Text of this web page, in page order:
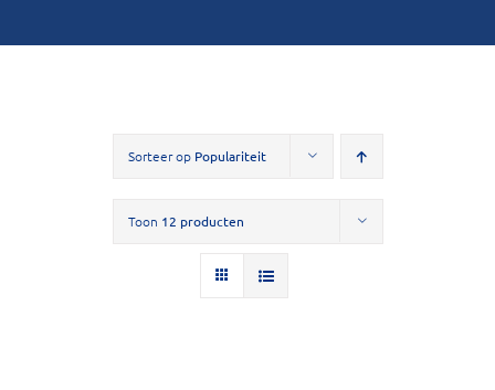
Sorteer op Populariteit
Toon 12 producten